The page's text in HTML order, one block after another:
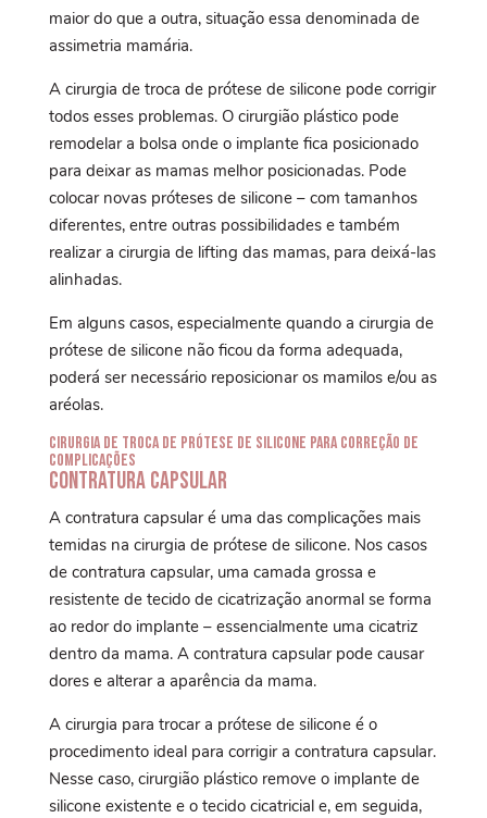
maior do que a outra, situação essa denominada de
assimetria mamária.
A cirurgia de troca de prótese de silicone pode corrigir
todos esses problemas. O cirurgião plástico pode
remodelar a bolsa onde o implante fica posicionado
para deixar as mamas melhor posicionadas. Pode
colocar novas próteses de silicone – com tamanhos
diferentes, entre outras possibilidades e também
realizar a cirurgia de lifting das mamas, para deixá-las
alinhadas.
Em alguns casos, especialmente quando a cirurgia de
prótese de silicone não ficou da forma adequada,
poderá ser necessário reposicionar os mamilos e/ou as
aréolas.
Cirurgia de troca de prótese de silicone para correção de
complicações
Contratura capsular
A contratura capsular é uma das complicações mais
temidas na cirurgia de prótese de silicone. Nos casos
de contratura capsular, uma camada grossa e
resistente de tecido de cicatrização anormal se forma
ao redor do implante – essencialmente uma cicatriz
dentro da mama. A contratura capsular pode causar
dores e alterar a aparência da mama.
A cirurgia para trocar a prótese de silicone é o
procedimento ideal para corrigir a contratura capsular.
Nesse caso, cirurgião plástico remove o implante de
silicone existente e o tecido cicatricial e, em seguida,